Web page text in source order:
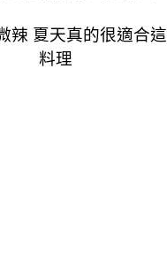
辣 夏天真的很適合
料理